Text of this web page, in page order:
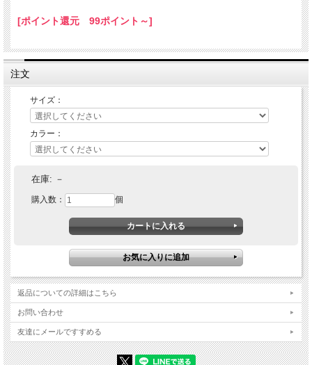
EVILACT (イーブルアクト) 2PACK QS
[ポイント還元 99ポイント～]
注文
サイズ：
カラー：
在庫: －
購入数： 個
返品についての詳細はこちら
お問い合わせ
友達にメールですすめる